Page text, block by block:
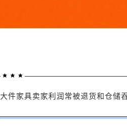
大件家具卖家利润常被退货和仓储